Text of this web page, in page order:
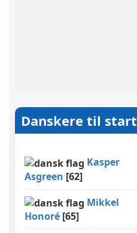
Danskere til start
Kasper
Asgreen [62]
Mikkel
Honoré [65]